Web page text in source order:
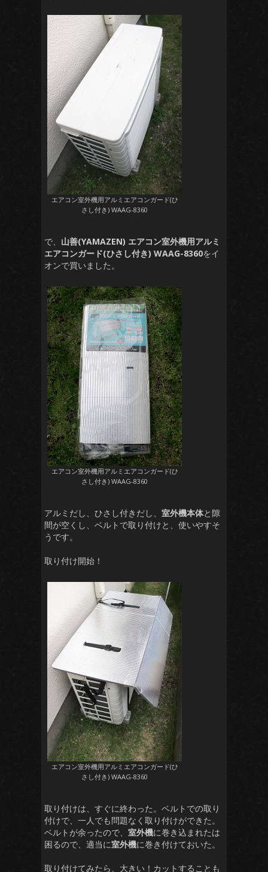
エアコン室外機用アルミエアコンガード(ひ
さし付き) WAAG-8360
で、 山善(YAMAZEN) エアコン室外機用アルミ
エアコンガード(ひさし付き) WAAG-8360をイ
オンで買いました。
エアコン室外機用アルミエアコンガード(ひ
さし付き) WAAG-8360
アルミだし、ひさし付きだし、 室外機本体と隙
間が空くし、ベルトで取り付けと、使いやすそ
うです。
取り付け開始！
エアコン室外機用アルミエアコンガード(ひ
さし付き) WAAG-8360
取り付けは、すぐに終わった。ベルトでの取り
付けで、一人でも問題なく取り付けができた。
ベルトが余ったので、 室外機に巻き込まれたは
困るので、適当に室外機に巻き付けておいた。
取り付けてみたら、大きい！カットすることも